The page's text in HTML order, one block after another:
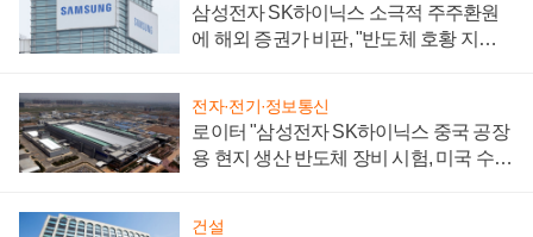
삼성전자 SK하이닉스 소극적 주주환원
에 해외 증권가 비판, "반도체 호황 지속
전자·전기·정보통신
로이터 "삼성전자 SK하이닉스 중국 공장
용 현지 생산 반도체 장비 시험, 미국 수출
건설